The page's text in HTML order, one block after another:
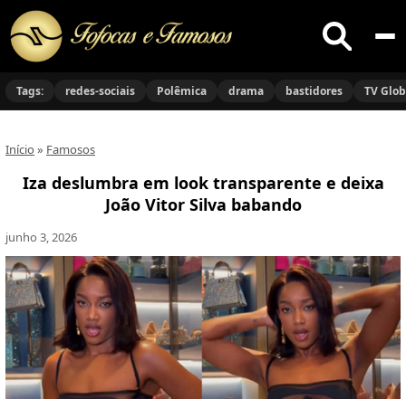
Buscar
no
Tags: redes-sociais Polêmica drama bastidores TV
Início » Famosos
Iza deslumbra em look transparente e deixa
João Vitor Silva babando
junho 3, 2026